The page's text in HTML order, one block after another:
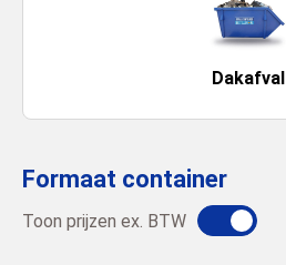
Dakafval
Formaat container
Toon prijzen ex. BTW